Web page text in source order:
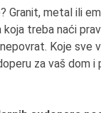
Granit, metal ili
koja treba naći
Koje sve
za vaš dom